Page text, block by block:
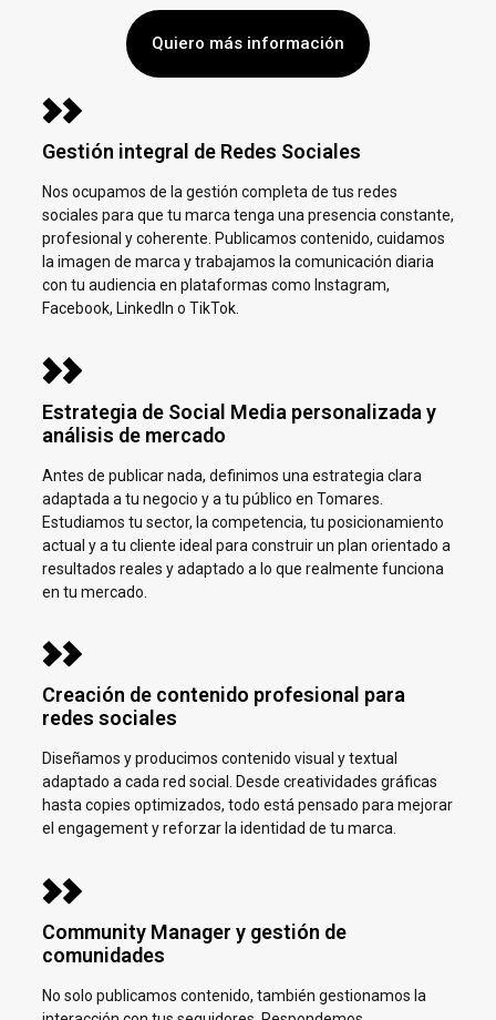
Quiero más información
Gestión integral de Redes Sociales
Nos ocupamos de la gestión completa de tus redes
sociales para que tu marca tenga una presencia constante,
profesional y coherente. Publicamos contenido, cuidamos
la imagen de marca y trabajamos la comunicación diaria
con tu audiencia en plataformas como Instagram,
Facebook, LinkedIn o TikTok.
Estrategia de Social Media personalizada y
análisis de mercado
Antes de publicar nada, definimos una estrategia clara
adaptada a tu negocio y a tu público en Tomares.
Estudiamos tu sector, la competencia, tu posicionamiento
actual y a tu cliente ideal para construir un plan orientado a
resultados reales y adaptado a lo que realmente funciona
en tu mercado.
Creación de contenido profesional para
redes sociales
Diseñamos y producimos contenido visual y textual
adaptado a cada red social. Desde creatividades gráficas
hasta copies optimizados, todo está pensado para mejorar
el engagement y reforzar la identidad de tu marca.
Community Manager y gestión de
comunidades
No solo publicamos contenido, también gestionamos la